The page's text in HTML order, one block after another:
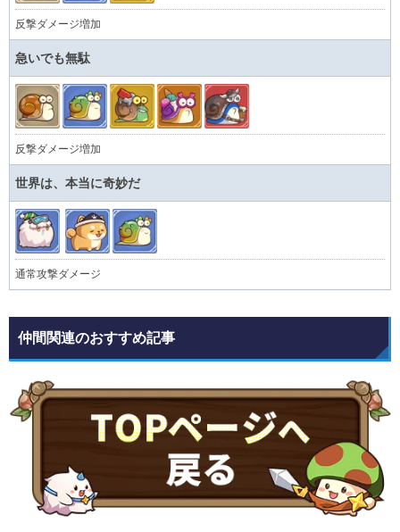
反撃ダメージ増加
急いでも無駄
反撃ダメージ増加
世界は、本当に奇妙だ
通常攻撃ダメージ
仲間関連のおすすめ記事